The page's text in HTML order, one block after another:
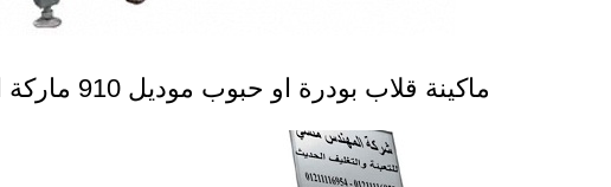
ماكينة قلاب بودرة او حبوب موديل 910 ماركة المهندس منسى